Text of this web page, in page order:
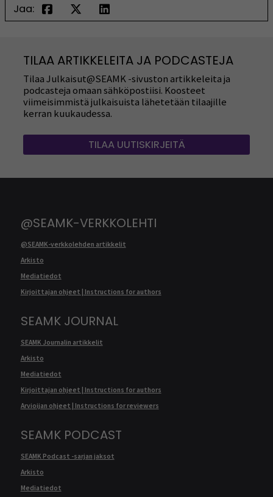
Jaa:
TILAA ARTIKKELEITA JA PODCASTEJA
Tilaa Julkaisut@SEAMK -sivuston artikkeleita ja
podcasteja omaan sähköpostiisi. Koosteet
viimeisimmistä julkaisuista lähetetään tilaajille
kerran kuukaudessa.
TILAA UUTISKIRJEITÄ
@SEAMK-VERKKOLEHTI
@SEAMK-verkkolehden artikkelit
Arkisto
Mediatiedot
Kirjoittajan ohjeet | Instructions for authors
SEAMK JOURNAL
SEAMK Journalin artikkelit
Arkisto
Mediatiedot
Kirjoittajan ohjeet | Instructions for authors
Arvioijan ohjeet | Instructions for reviewers
SEAMK PODCAST
SEAMK Podcast -sarjan jaksot
Arkisto
Mediatiedot